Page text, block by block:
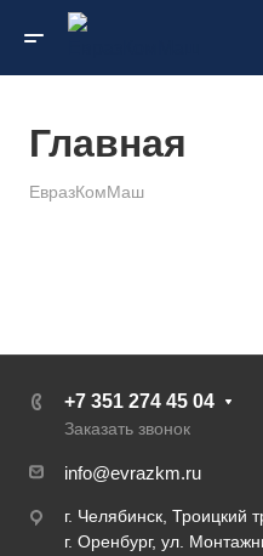
Главная
ЕвразКомМаш
+7 351 274 45 04
Заказать звонок
info@evrazkm.ru
г. Челябинск, Троицкий
г. Оренбург, ул.